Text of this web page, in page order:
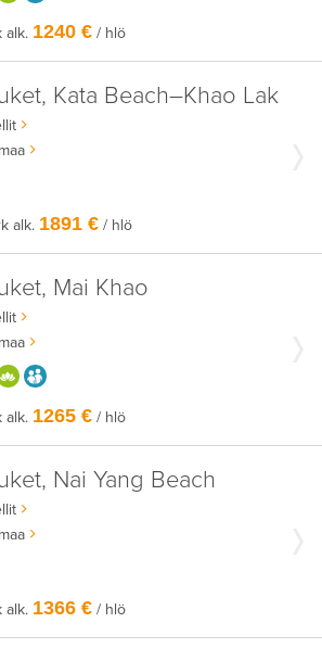
alk. 1240 € / hlö
Kata Beach–Khao Lak
alk. 1891 € / hlö
Mai Khao
PERHEELLE
HYVÄÄN OLOON
alk. 1265 € / hlö
Nai Yang Beach
alk. 1366 € / hlö